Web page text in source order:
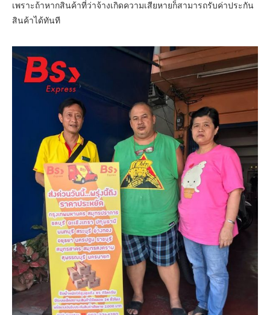
เพราะถ้าหากสินค้าที่ว่าจ้างเกิดความเสียหายก็สามารถรับค่าประกัน
สินค้าได้ทันที